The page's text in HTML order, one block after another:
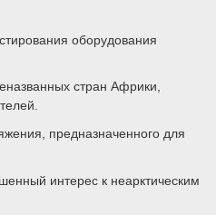
оборудования
стран Африки,
предназначенного для
интерес к неарктическим